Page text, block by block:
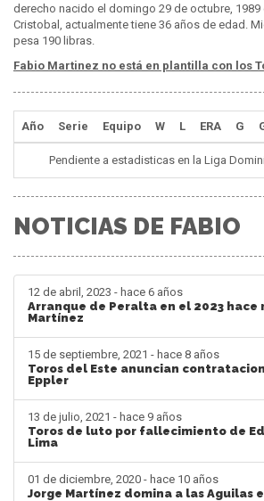
derecho nacido el domingo 29 de octubre, 1989
Cristobal, actualmente tiene 36 años de edad.
pesa 190 libras.
Fabio Martinez no está en plantilla con los
Año Serie Equipo W L ERA G
Pendiente a estadisticas en la Liga
NOTICIAS DE FABIO
12 de abril, 2023 - hace 6 años
Arranque de Peralta en el 2023 hace
Martínez
15 de septiembre, 2021 - hace 8 años
Toros del Este anuncian
Eppler
13 de julio, 2021 - hace 9 años
Toros de luto por fallecimiento de
Lima
01 de diciembre, 2020 - hace 10 años
Jorge Martínez domina a las Aguilas